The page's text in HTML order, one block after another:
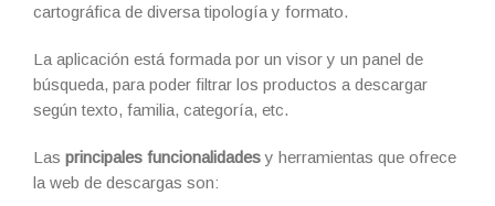
cartográfica de diversa tipología y formato.
La aplicación está formada por un visor y un panel de
búsqueda, para poder filtrar los productos a descargar
según texto, familia, categoría, etc.
Las principales funcionalidadesy herramientas que ofrece
la web de descargas son: